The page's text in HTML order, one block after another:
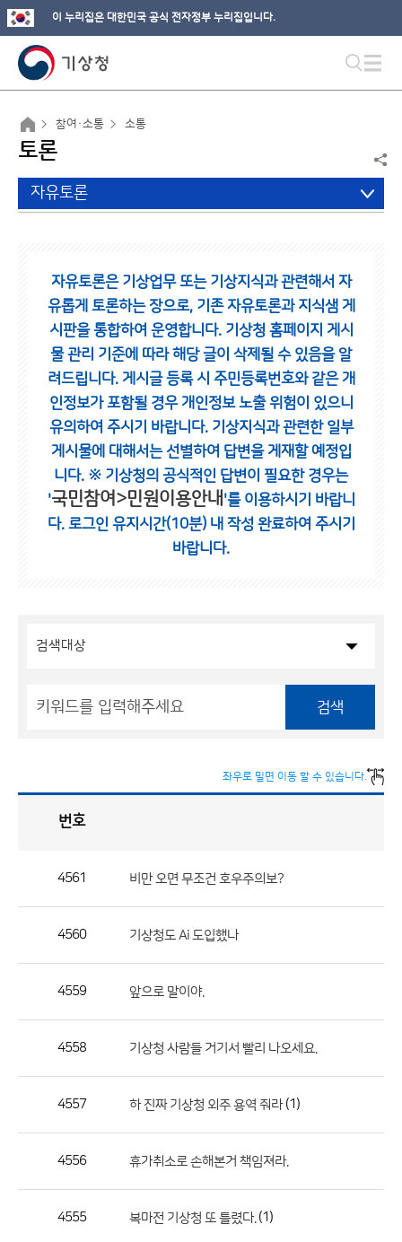
이 누리집은 대한민국 공식 전자정부 누리집입니다.
참여·소통 소통
토론
자유토론
자유토론은 기상업무 또는 기상지식과 관련해서 자
유롭게 토론하는 장으로, 기존 자유토론과 지식샘 게
시판을 통합하여 운영합니다. 기상청 홈페이지 게시
물 관리 기준에 따라 해당 글이 삭제될 수 있음을 알
려드립니다. 게시글 등록 시 주민등록번호와 같은 개
인정보가 포함될 경우 개인정보 노출 위험이 있으니
유의하여 주시기 바랍니다. 기상지식과 관련한 일부
게시물에 대해서는 선별하여 답변을 게재할 예정입
니다. ※ 기상청의 공식적인 답변이 필요한 경우는
'국민참여>민원이용안내 '를 이용하시기 바랍니
다. 로그인 유지시간(10분) 내 작성 완료하여 주시기
바랍니다.
검색
좌우로 밀면 이동 할 수 있습니다.
론
호,
번호
4561 비만 오면 무조건 호우주의보?
4560 기상청도 Ai 도입했나
4559 앞으로 말이야.
4558 기상청 사람들 거기서 빨리 나오세요.
4557 하 진짜 기상청 외주 용역 줘라(1)
4556 휴가취소로 손해본거 책임져라.
4555 복마전 기상청 또 틀렸다. (1)